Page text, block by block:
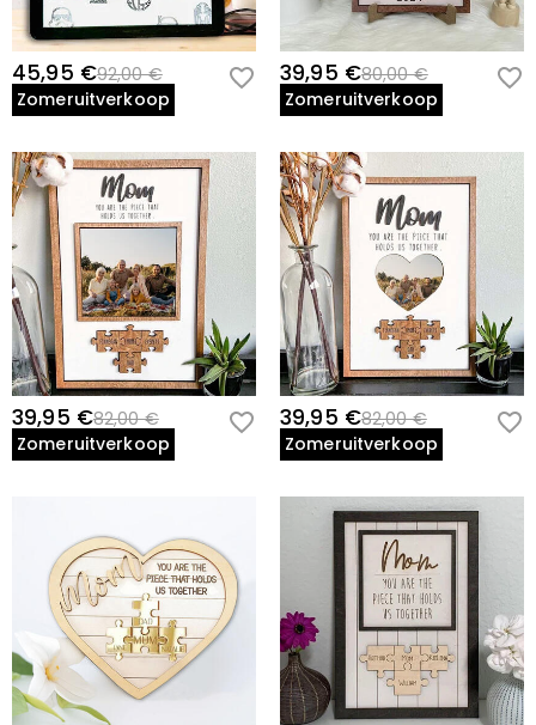
45,95 €92,00 €
Zomeruitverkoop
39,95 €80,00 €
Zomeruitverkoop
39,95 €82,00 €
Zomeruitverkoop
39,95 €82,00 €
Zomeruitverkoop